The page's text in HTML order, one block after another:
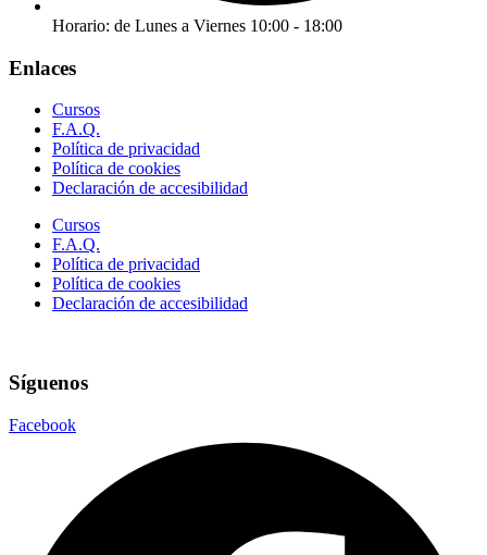
Horario: de Lunes a Viernes 10:00 - 18:00
Enlaces
Cursos
F.A.Q.
Política de privacidad
Política de cookies
Declaración de accesibilidad
Cursos
F.A.Q.
Política de privacidad
Política de cookies
Declaración de accesibilidad
Síguenos
Facebook